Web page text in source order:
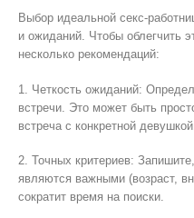
Выбор идеальной секс-
и ожиданий. Чтобы облегчить
несколько рекомендаций:
1. Четкость ожиданий:
встречи. Это может быть
встреча с конкретной девушкой.
2. Точных критериев:
являются важными (возраст,
сократит время на поиски.